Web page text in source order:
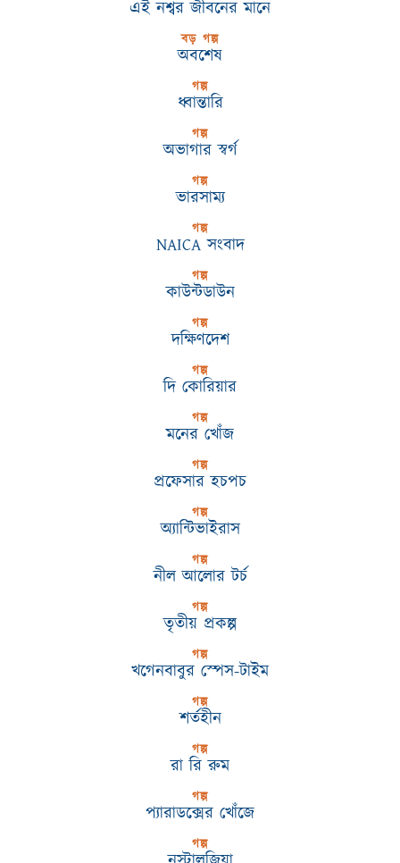
এই নশ্বর জীবনের মানে
বড় গল্প
অবশেষ
গল্প
ধ্বান্তারি
গল্প
অভাগার স্বর্গ
গল্প
ভারসাম্য
গল্প
NAICA সংবাদ
গল্প
কাউন্টডাউন
গল্প
দক্ষিণদেশ
গল্প
দি কোরিয়ার
গল্প
মনের খোঁজ
গল্প
প্রফেসার হচপচ
গল্প
অ্যান্টিভাইরাস
গল্প
নীল আলোর টর্চ
গল্প
তৃতীয় প্রকল্প
গল্প
খগেনবাবুর স্পেস-টাইম
গল্প
শর্তহীন
গল্প
রা রি রুম
গল্প
প্যারাডক্সের খোঁজে
গল্প